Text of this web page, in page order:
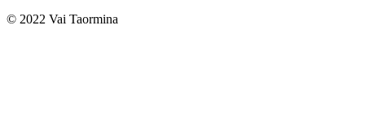
© 2022 Vai Taormina